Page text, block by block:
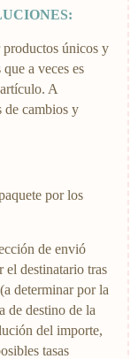
productos únicos y
a veces es
A
de cambios y
por los
de envió
el destinatario tras
determinar por la
de destino de la
del importe,
tasas